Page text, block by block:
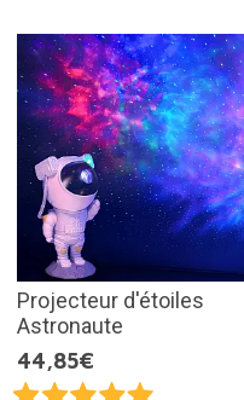
Projecteur d'étoiles
Astronaute
44,85€